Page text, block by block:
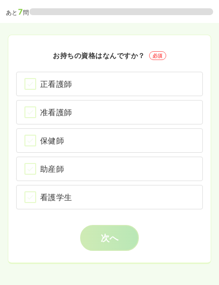
あと 7問
お持ちの資格はなんですか？ 必須
正看護師
准看護師
保健師
助産師
看護学生
次へ